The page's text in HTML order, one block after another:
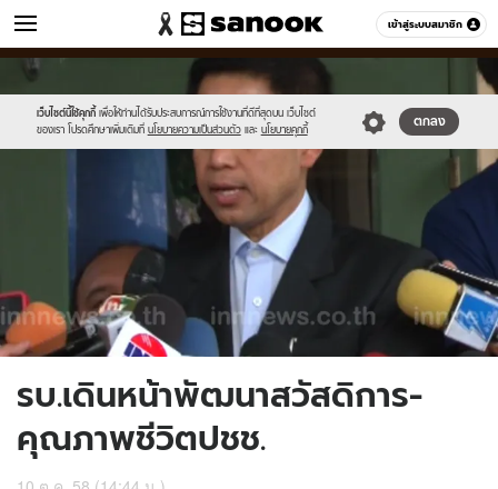
เข้าสู่ระบบสมาชิก
ข่าว หมวดอื่นๆ
เว็บไซต์นี้ใช้คุกกี้ เพื่อให้ท่านได้รับประสบการณ์การใช้งานที่ดีที่สุดบน เว็บไซต์
ของเรา โปรดศึกษาเพิ่มเติมที่ นโยบายความเป็นส่วนตัว และ นโยบายคุกกี้
ตกลง
Sanook
//s.isanook.com/sr/0/images/logo-
new-
sanook.png
600
60
//s.isanook.com/ns/0/ud/376/1880182/651527-
01.jpg
รบ.เดินหน้าพัฒนาสวัสดิการ-
คุณภาพชีวิตปชช.